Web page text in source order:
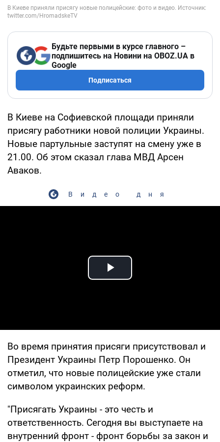
Будьте первыми в курсе главного –
подпишитесь на Новини на OBOZ.UA в
Google
Подписаться
В Киеве на Софиевской площади приняли
присягу работники новой полиции Украины.
Новые партульные заступят на смену уже в
21.00. Об этом сказал глава МВД Арсен
Аваков.
Видео дня
Play Video
Во время принятия присяги присутствовал и
Президент Украины Петр Порошенко. Он
отметил, что новые полицейские уже стали
символом украинских реформ.
"Присягать Украины - это честь и
ответственность. Сегодня вы выступаете на
внутренний фронт - фронт борьбы за закон и